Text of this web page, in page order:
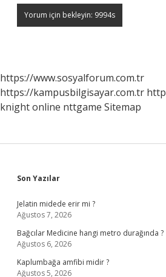
https://www.sosyalforum.com.tr
https://kampusbilgisayar.com.tr
knight online nttgame Sitemap
Sidebar
Son Yazılar
Jelatin midede erir mi ?
Ağustos 7, 2026
Bağcılar Medicine hangi metro durağında ?
Ağustos 6, 2026
Kaplumbağa amfibi midir ?
Ağustos 5, 2026